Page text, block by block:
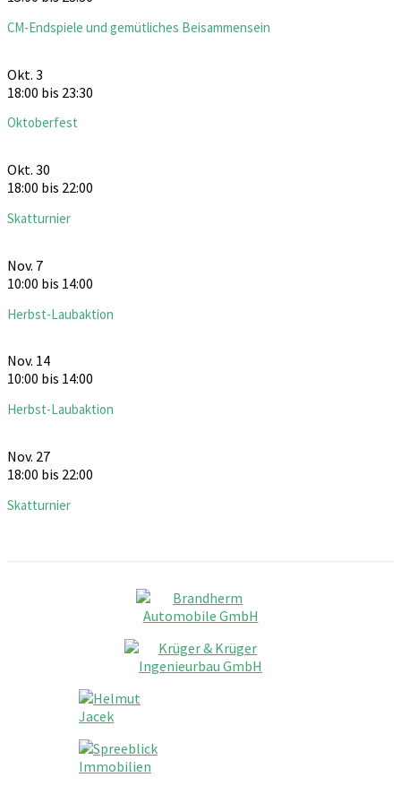
CM-Endspiele und gemütliches Beisammensein
Okt. 3
18:00 bis 23:30
Oktoberfest
Okt. 30
18:00 bis 22:00
Skatturnier
Nov. 7
10:00 bis 14:00
Herbst-Laubaktion
Nov. 14
10:00 bis 14:00
Herbst-Laubaktion
Nov. 27
18:00 bis 22:00
Skatturnier